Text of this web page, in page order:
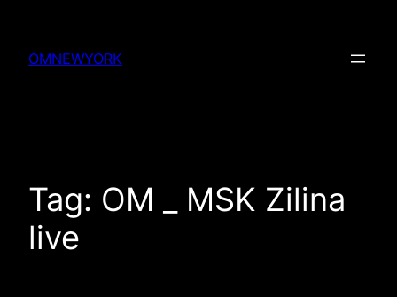
content
OMNEWYORK
Tag: OM _ MSK Zilina
live